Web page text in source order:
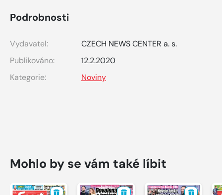
Podrobnosti
Vydavatel:
CZECH NEWS CENTER a. s.
Publikováno:
12.2.2020
Kategorie:
Noviny
Mohlo by se vám také líbit